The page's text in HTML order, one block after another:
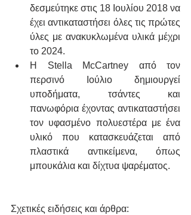
δεσμεύτηκε στις 18 Ιουλίου 2018 να
έχει αντικαταστήσει όλες τις πρώτες
ύλες με ανακυκλωμένα υλικά μέχρι
το 2024.
H Stella McCartney από τον
περσινό Ιούλιο δημιουργεί
υποδήματα, τσάντες και
πανωφόρια έχοντας αντικαταστήσει
τον υφασμένο πολυεστέρα με ένα
υλικό που κατασκευάζεται από
πλαστικά αντικείμενα, όπως
μπουκάλια και δίχτυα ψαρέματος.
Σχετικές ειδήσεις και άρθρα: